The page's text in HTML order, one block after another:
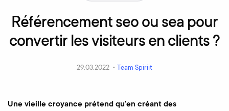
Référencement seo ou sea pour
convertir lesvisiteurs en clients ?
29.03.2022 • Team Spiriit
Une vieille croyance prétend qu’en créant des